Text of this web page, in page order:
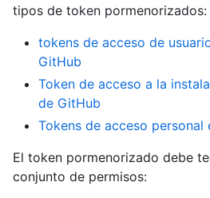
tipos de token pormenorizados:
tokens de acceso de
GitHub
Token de acceso a la
de GitHub
Tokens de acceso personal
El token pormenorizado debe
conjunto de permisos: